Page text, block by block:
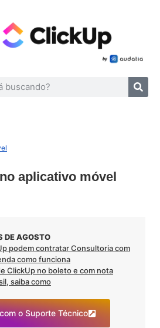
aplicativo móvel
DE AGOSTO
podem contratar Consultoria com
como funciona
ClickUp no boleto e com nota
saiba como
o Suporte Técnico